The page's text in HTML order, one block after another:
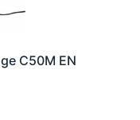
C50M EN